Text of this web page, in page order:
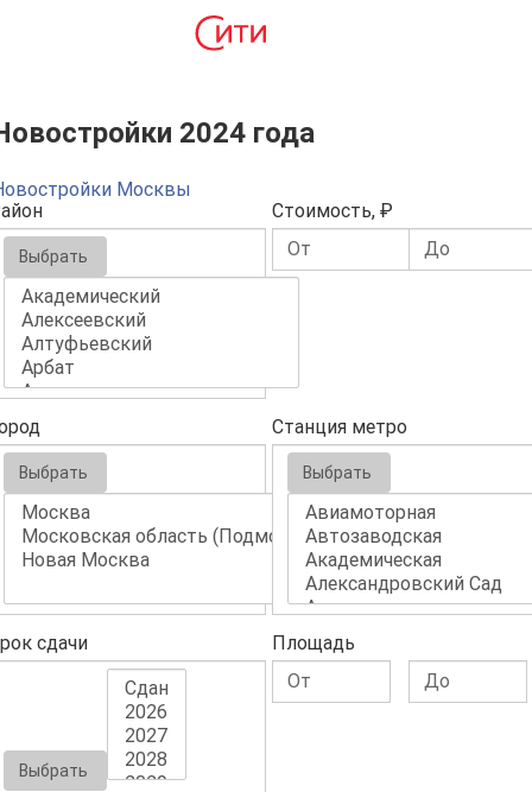
2024 года
Москвы
Выбрать
Стоимость, ₽
Выбрать
Станция метро
Выбрать
сдачи
Выбрать
Площадь